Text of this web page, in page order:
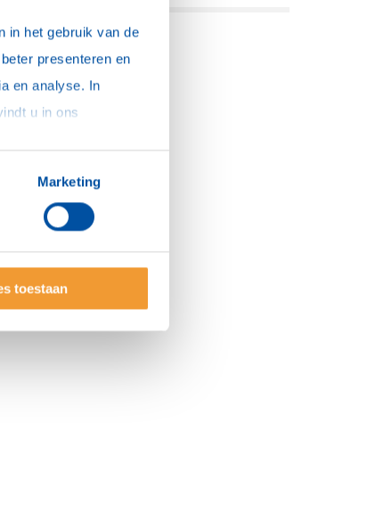
in het gebruik van de
presenteren en
en analyse. In
Marketing
toestaan